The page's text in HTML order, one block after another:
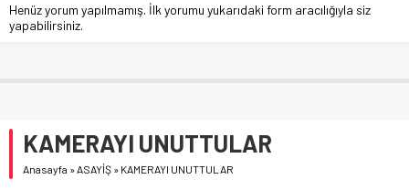
Henüz yorum yapılmamış. İlk yorumu yukarıdaki form aracılığıyla siz
yapabilirsiniz.
KAMERAYI UNUTTULAR
Anasayfa »ASAYİŞ » KAMERAYI UNUTTULAR